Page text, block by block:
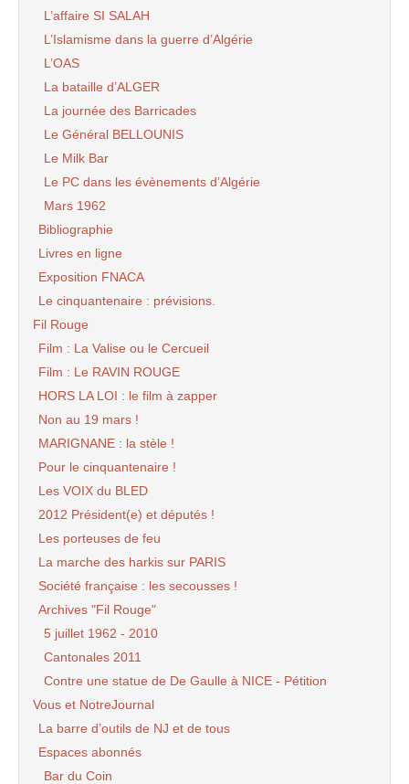
L’affaire SI SALAH
L’Islamisme dans la guerre d’Algérie
L’OAS
La bataille d’ALGER
La journée des Barricades
Le Général BELLOUNIS
Le Milk Bar
Le PC dans les évènements d’Algérie
Mars 1962
Bibliographie
Livres en ligne
Exposition FNACA
Le cinquantenaire : prévisions.
Fil Rouge
Film : La Valise ou le Cercueil
Film : Le RAVIN ROUGE
HORS LA LOI : le film à zapper
Non au 19 mars !
MARIGNANE : la stèle !
Pour le cinquantenaire !
Les VOIX du BLED
2012 Président(e) et députés !
Les porteuses de feu
La marche des harkis sur PARIS
Société française : les secousses !
Archives "Fil Rouge"
5 juillet 1962 - 2010
Cantonales 2011
Contre une statue de De Gaulle à NICE - Pétition
Vous et NotreJournal
La barre d’outils de NJ et de tous
Espaces abonnés
Bar du Coin